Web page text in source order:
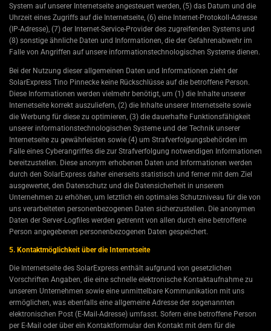
System auf unserer Internetseite angesteuert werden, (5) das Datum und die
Uhrzeit eines Zugriffs auf die Internetseite, (6) eine Internet-Protokoll-Adresse
(IP-Adresse), (7) der Internet-Service-Provider des zugreifenden Systems und
(8) sonstige ähnliche Daten und Informationen, die der Gefahrenabwehr im
Falle von Angriffen auf unsere informationstechnologischen Systeme dienen.
Bei der Nutzung dieser allgemeinen Daten und Informationen zieht der
SolarExpress Tino Pinnecke keine Rückschlüsse auf die betroffene Person.
Diese Informationen werden vielmehr benötigt, um (1) die Inhalte unserer
Internetseite korrekt auszuliefern, (2) die Inhalte unserer Internetseite sowie
die Werbung für diese zu optimieren, (3) die dauerhafte Funktionsfähigkeit
unserer informationstechnologischen Systeme und der Technik unserer
Internetseite zu gewährleisten sowie (4) um Strafverfolgungsbehörden im
Falle eines Cyberangriffes die zur Strafverfolgung notwendigen Informationen
bereitzustellen. Diese anonym erhobenen Daten und Informationen werden
durch den SolarExpress daher einerseits statistisch und ferner mit dem Ziel
ausgewertet, den Datenschutz und die Datensicherheit in unserem
Unternehmen zu erhöhen, um letztlich ein optimales Schutzniveau für die von
uns verarbeiteten personenbezogenen Daten sicherzustellen. Die anonymen
Daten der Server-Logfiles werden getrennt von allen durch eine betroffene
Person angegebenen personenbezogenen Daten gespeichert.
5. Kontaktmöglichkeit über die Internetseite
Die Internetseite des SolarExpress enthält aufgrund von gesetzlichen
Vorschriften Angaben, die eine schnelle elektronische Kontaktaufnahme zu
unserem Unternehmen sowie eine unmittelbare Kommunikation mit uns
ermöglichen, was ebenfalls eine allgemeine Adresse der sogenannten
elektronischen Post (E-Mail-Adresse) umfasst. Sofern eine betroffene Person
per E-Mail oder über ein Kontaktformular den Kontakt mit dem für die